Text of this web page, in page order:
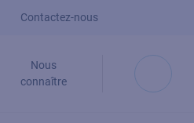
Contactez-nous
Nous
connaître